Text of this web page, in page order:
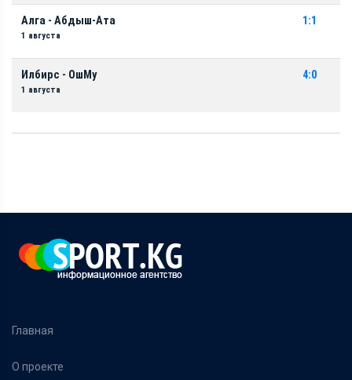
Алга - Абдыш-Ата
1 августа
1:1
Илбирс - ОшМу
1 августа
4:0
Главная
О проекте